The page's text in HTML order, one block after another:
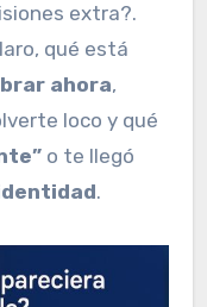
extra?.
qué está
ahora,
loco y qué
o te llegó
.